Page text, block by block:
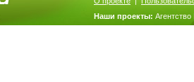
Наши проекты: